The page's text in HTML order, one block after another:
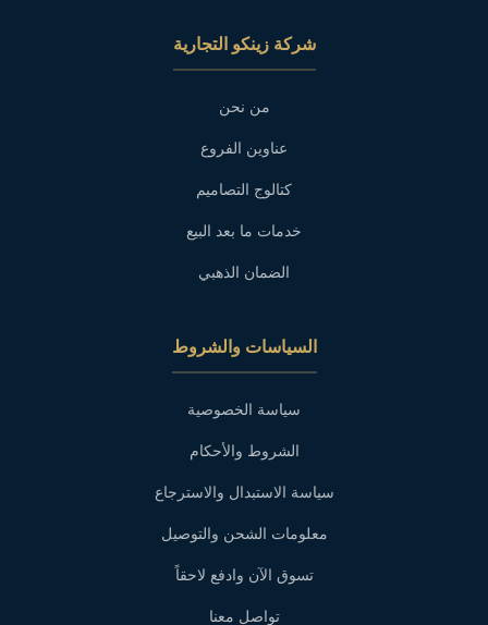
شركة زينكو التجارية
من نحن
عناوين الفروع
كتالوج التصاميم
خدمات ما بعد البيع
الضمان الذهبي
السياسات والشروط
سياسة الخصوصية
الشروط والأحكام
سياسة الاستبدال والاسترجاع
معلومات الشحن والتوصيل
تسوق الآن وادفع لاحقاً
تواصل معنا